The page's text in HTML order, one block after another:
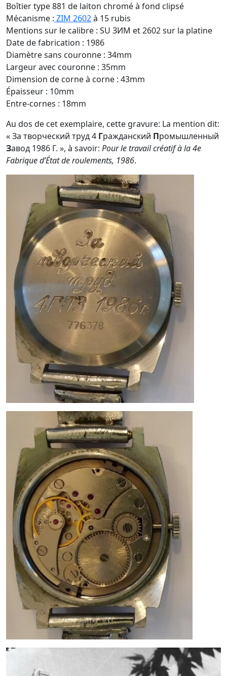
Boîtier type 881 de laiton chromé à fond clipsé
Mécanisme : ZIM 2602à 15 rubis
Mentions sur le calibre : SU ЗИМ et 2602 sur la platine
Date de fabrication : 1986
Diamètre sans couronne : 34mm
Largeur avec couronne : 35mm
Dimension de corne à corne : 43mm
Épaisseur : 10mm
Entre-cornes : 18mm
Au dos de cet exemplaire, cette gravure: La mention dit:
« За творческий труд 4 Гражданский Промышленный
Завод 1986 Г. », à savoir: Pour le travail créatif à la 4e
Fabrique d’État de roulements, 1986.